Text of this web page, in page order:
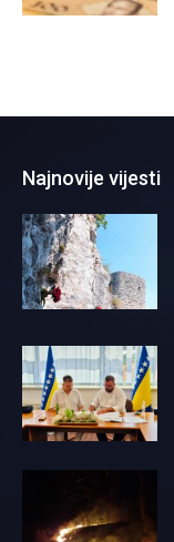
Najnovije vijesti